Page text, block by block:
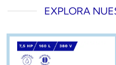
EXPLORA